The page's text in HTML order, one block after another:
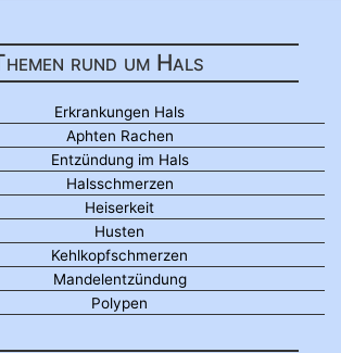
rund um Hals
Erkrankungen Hals
Aphten Rachen
Entzündung im Hals
Halsschmerzen
Heiserkeit
Husten
Kehlkopfschmerzen
Mandelentzündung
Polypen